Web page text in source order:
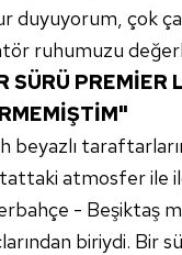
duyuyorum, çok
ruhumuzu
SÜRÜ PREMİER
beyazlı
atmosfer ile
- Beşiktaş
biriydi. Bir